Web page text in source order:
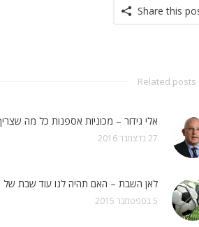
Share this
Related posts
אלי גידור – מכוניות אספנות כל מה
27 בדצמבר 2016
לאן השבת – האם תהיה לנו עוד שבת של
5 בספטמבר 2015